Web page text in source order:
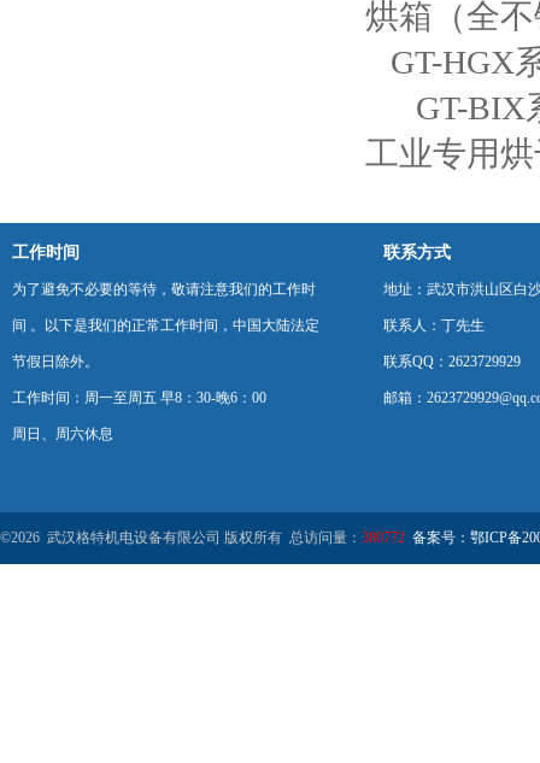
烘箱（全
GT-HGX
GT-BIX
工业专用
工作时间
为了避免不必要的等待，敬请注意我们的工作时
间 。以下是我们的正常工作时间，中国大陆法定
节假日除外。
工作时间：周一至周五 早8：30-晚6：00
周日、周六休息
联系方式
地址：武汉市洪山区白
联系人：丁先生
联系QQ：2623729929
邮箱：
©2026 武汉格特机电设备有限公司 版权所有 总访问量： 380772 备案号：鄂ICP备